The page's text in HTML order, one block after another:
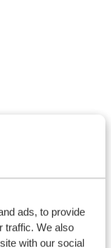
ads, to provide
traffic. We also
with our social